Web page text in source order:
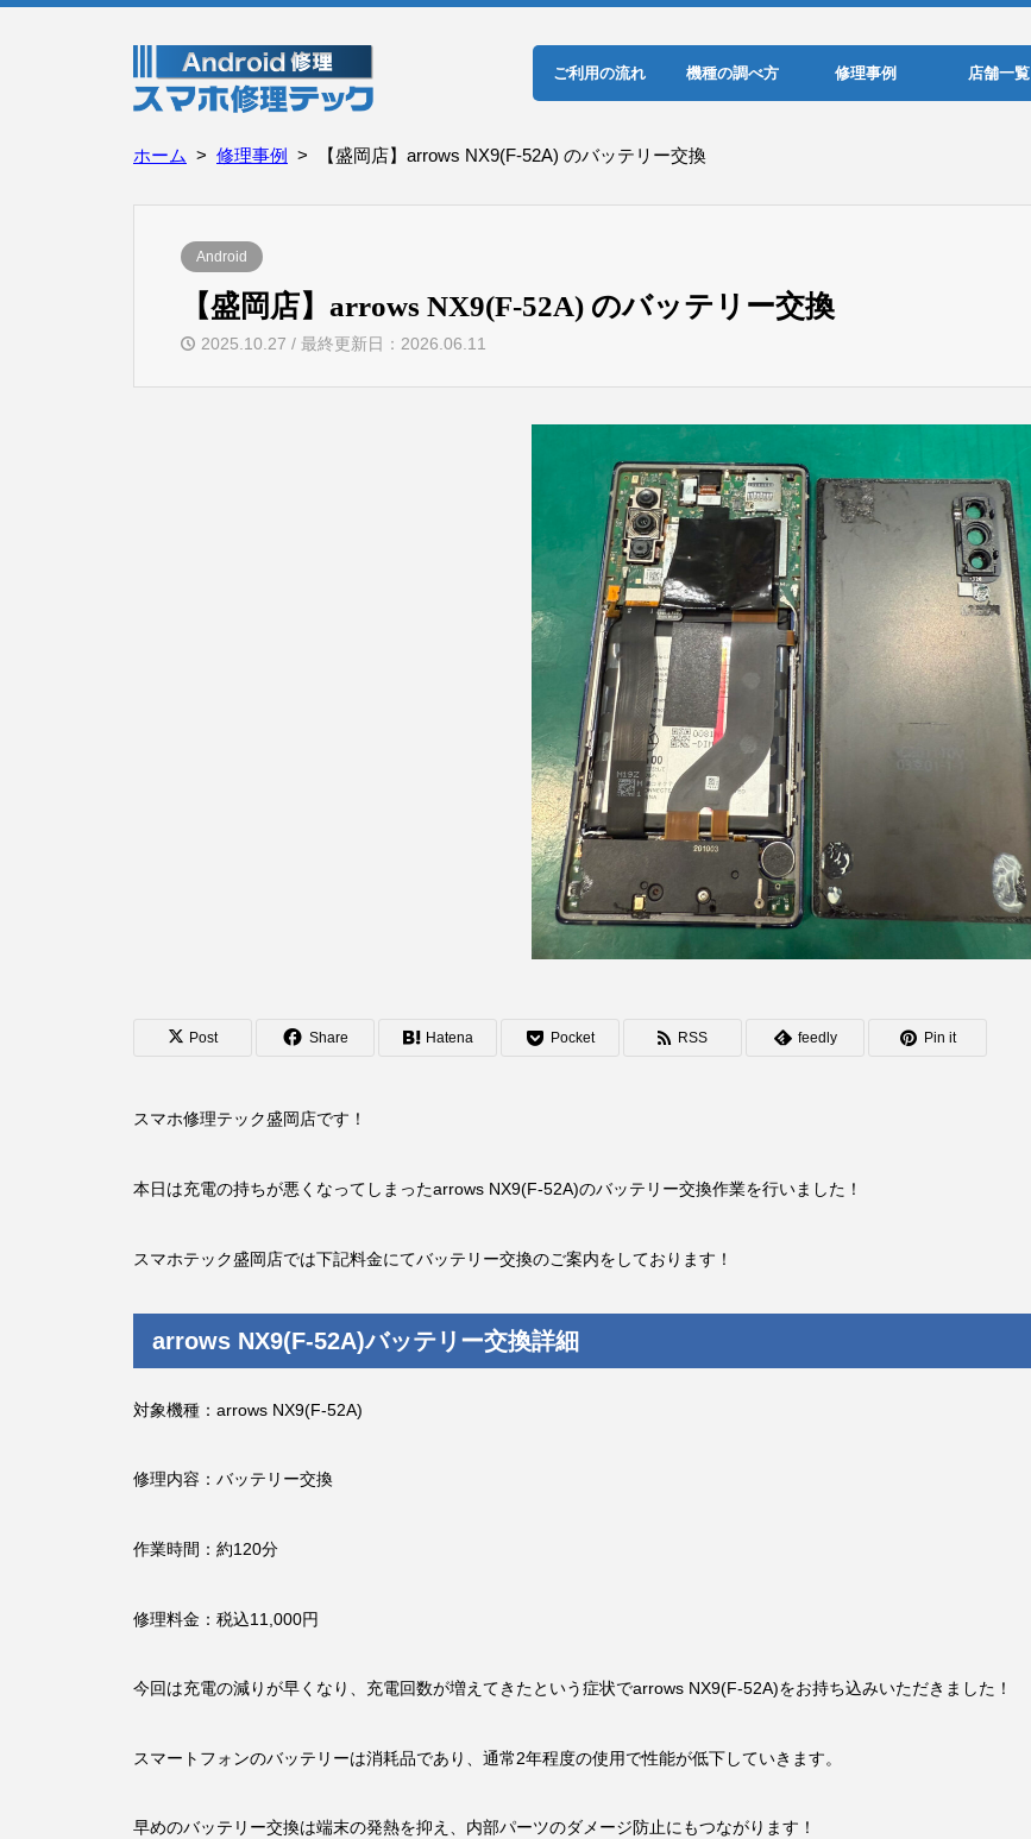
ご利用の流れ 機種の調べ方 修理事例 店舗一覧
ホーム 修理事例 【盛岡店】arrows NX9(F-52A) のバッテリー交換
Android
【盛岡店】arrows NX9(F-52A) のバッテリー交換
2025.10.27 / 最終更新日：2026.06.11
Post Share Hatena Pocket RSS feedly Pin it
スマホ修理テック盛岡店です！
本日は充電の持ちが悪くなってしまったarrows NX9(F-52A)のバッテリー交換作業を行いました！
スマホテック盛岡店では下記料金にてバッテリー交換のご案内をしております！
arrows NX9(F-52A)バッテリー交換詳細
対象機種：arrows NX9(F-52A)
修理内容：バッテリー交換
作業時間：約120分
修理料金：税込11,000円
今回は充電の減りが早くなり、充電回数が増えてきたという症状でarrows NX9(F-52A)をお持ち込みいただきました！
スマートフォンのバッテリーは消耗品であり、通常2年程度の使用で性能が低下していきます。
早めのバッテリー交換は端末の発熱を抑え、内部パーツのダメージ防止にもつながります！